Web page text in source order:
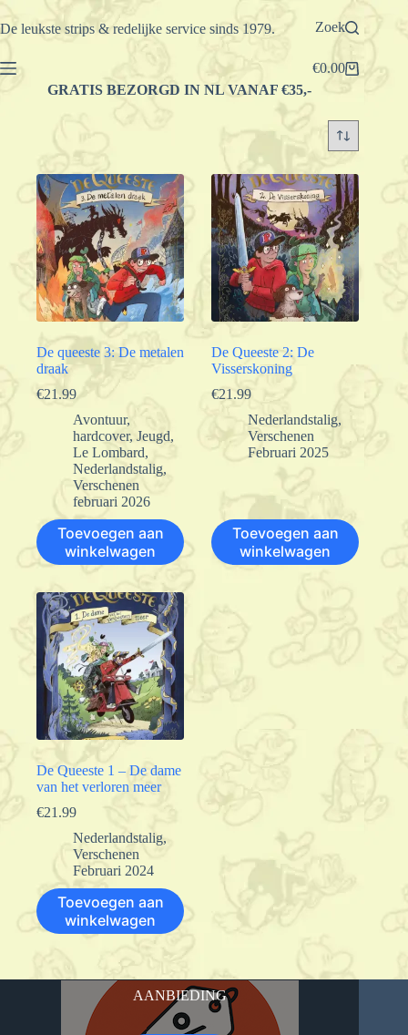
Ga
naar
De leukste strips & redelijke service sinds 1979. Zoek
Winkelwagen
€0.00
GRATIS BEZORGD IN NL VANAF €35,-
De queeste 3: De metalen
draak
€21.99
Avontuur,
hardcover, Jeugd,
Le Lombard,
Nederlandstalig,
Verschenen
februari 2026
Toevoegen aan
winkelwagen
De Queeste 2: De
Visserskoning
€21.99
Nederlandstalig,
Verschenen
Februari 2025
Toevoegen aan
winkelwagen
De Queeste 1 – De dame
van het verloren meer
€21.99
Nederlandstalig,
Verschenen
Februari 2024
Toevoegen aan
winkelwagen
AANBIEDING